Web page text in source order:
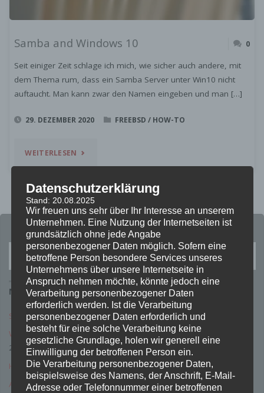
Samba and Windows 10 0
Seit einiger Zeit schlage ich mich, wie sicher auch andere, mit
dem Thema rum, dass ein Samba Server unter Win10 nicht
auftaucht. Man kann zwar den Namen eingeben und man […]
29. DEZEMBER 2020 FREEBSD / HOW-TO
WEITERLESEN "SAMBA
WINDOWS
10"
NEUESTE BEITRÄGE
Samba and Windows 10 29. Dezember 2020
WordPress Multitenancy – Mandantentauglichkeit 5. Dezember
2018
Happy SysAdmin-Day 27. Juli 2018
Alle Apache Logs Rotieren mit Hilfe von newsyslog 27. März 2018
Datenschutzerklärung
Stand: 20.08.2025
Wir freuen uns sehr über Ihr Interesse an unserem
Unternehmen. Eine Nutzung der Internetseiten ist
grundsätzlich ohne jede Angabe
personenbezogener Daten möglich. Sofern eine
betroffene Person besondere Services unseres
Unternehmens über unsere Internetseite in
Anspruch nehmen möchte, könnte jedoch eine
Verarbeitung personenbezogener Daten
erforderlich werden. Ist die Verarbeitung
personenbezogener Daten erforderlich und
besteht für eine solche Verarbeitung keine
gesetzliche Grundlage, holen wir generell eine
Einwilligung der betroffenen Person ein.
Die Verarbeitung personenbezogener Daten,
beispielsweise des Namens, der Anschrift, E-Mail-
Adresse oder Telefonnummer einer betroffenen